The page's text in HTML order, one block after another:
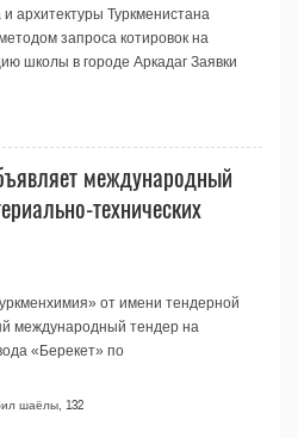
архитектуры Туркменистана
запроса котировок на
школы в городе Аркадаг Заявки
международный
технических
от имени тендерной
международный тендер на
«Берекет» по
шаёлы, 132